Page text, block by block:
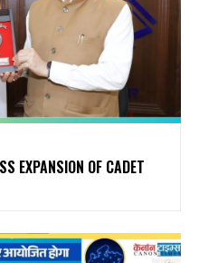
EXPANSION OF CADET